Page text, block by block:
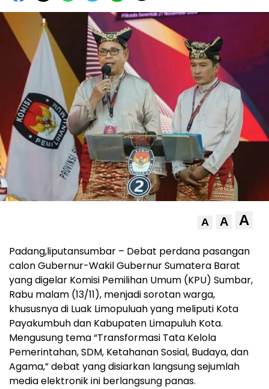
A A A
Padang,liputansumbar – Debat perdana pasangan
calon Gubernur-Wakil Gubernur Sumatera Barat
yang digelar Komisi Pemilihan Umum (KPU) Sumbar,
Rabu malam (13/11), menjadi sorotan warga,
khususnya di Luak Limopuluah yang meliputi Kota
Payakumbuh dan Kabupaten Limapuluh Kota.
Mengusung tema “Transformasi Tata Kelola
Pemerintahan, SDM, Ketahanan Sosial, Budaya, dan
Agama,” debat yang disiarkan langsung sejumlah
media elektronik ini berlangsung panas.